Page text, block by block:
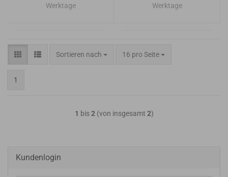
Werktage
Werktage
Sortieren nach
Sortieren nach 16 pro Seite
pro Seite
1
1 bis2 (von insgesamt 2)
Kundenlogin